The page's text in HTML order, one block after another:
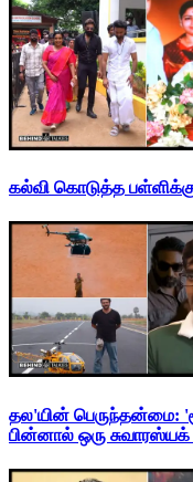
கல்வி கொடுத்த
தல'யின் பெருந்தன்மை:
பின்னால் ஒரு